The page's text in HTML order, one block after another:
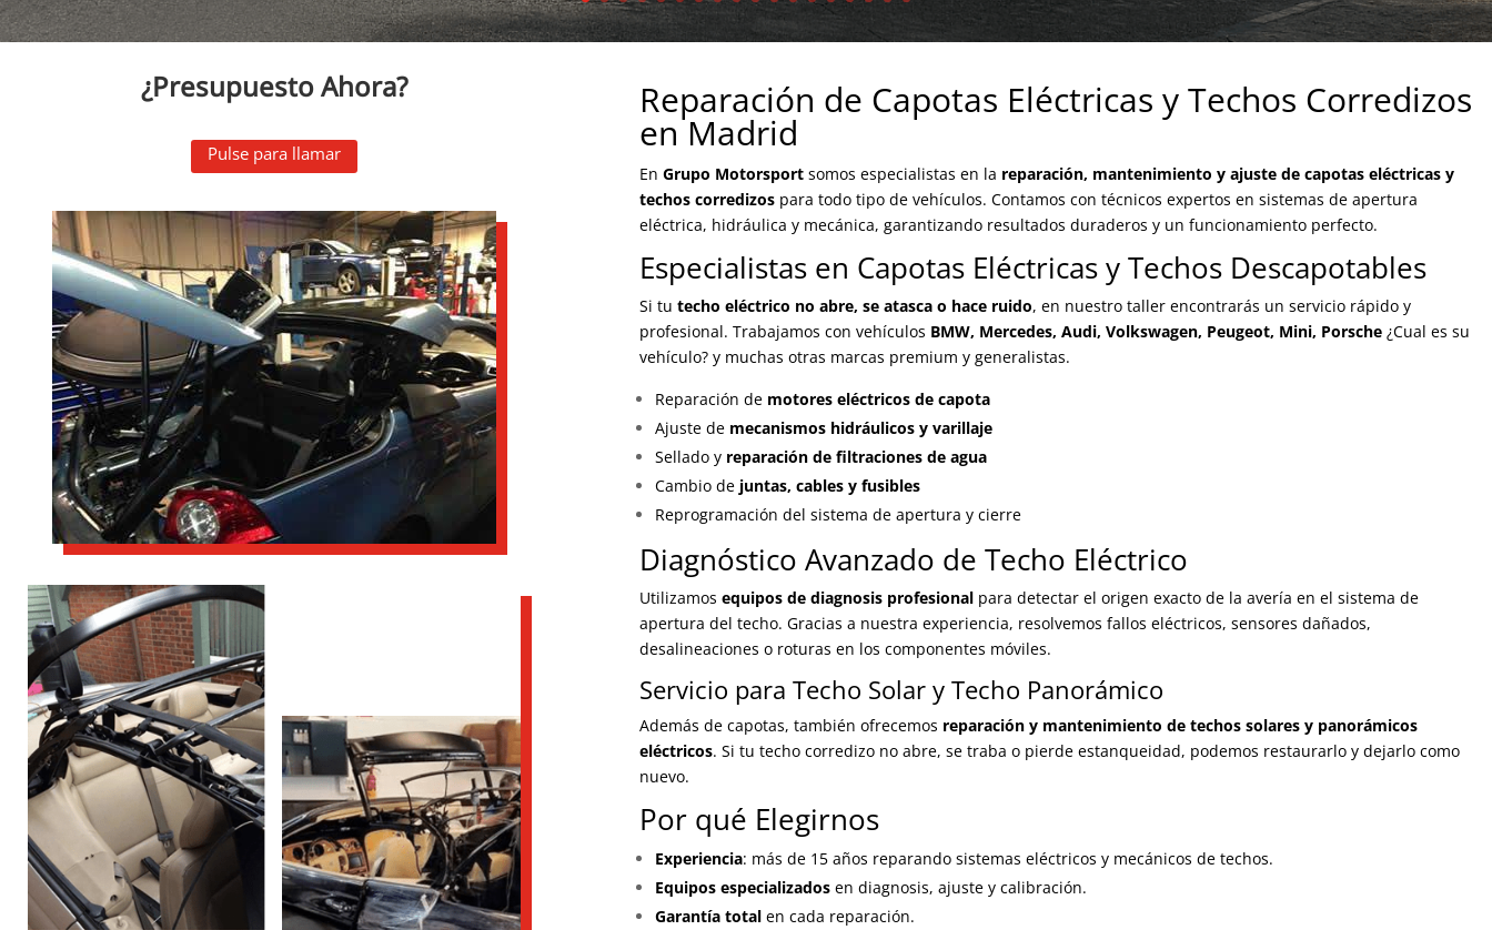
¿Presupuesto Ahora?
Pulse para llamar
Reparación de Capotas Eléctricas y Techos Corredizos
en Madrid
EnGrupo Motorsport somos especialistas en la reparación, mantenimiento y ajuste de capotas eléctricas y
techos corredizos para todo tipo de vehículos. Contamos con técnicos expertos en sistemas de apertura
eléctrica, hidráulica y mecánica, garantizando resultados duraderos y un funcionamiento perfecto.
Especialistas en Capotas Eléctricas y Techos Descapotables
Si tutecho eléctrico no abre, se atasca o hace ruido, en nuestro taller encontrarás un servicio rápido y
profesional. Trabajamos con vehículos BMW, Mercedes, Audi, Volkswagen, Peugeot, Mini, Porsche ¿Cual es su
vehículo? y muchas otras marcas premium y generalistas.
Reparación de motores eléctricos de capota
Ajuste de mecanismos hidráulicos y varillaje
Sellado y reparación de filtraciones de agua
Cambio de juntas, cables y fusibles
Reprogramación del sistema de apertura y cierre
Diagnóstico Avanzado de Techo Eléctrico
Utilizamosequipos de diagnosis profesional para detectar el origen exacto de la avería en el sistema de
apertura del techo. Gracias a nuestra experiencia, resolvemos fallos eléctricos, sensores dañados,
desalineaciones o roturas en los componentes móviles.
Servicio para Techo Solar y Techo Panorámico
Además de capotas, también ofrecemos reparación y mantenimiento de techos solares y panorámicos
eléctricos. Si tu techo corredizo no abre, se traba o pierde estanqueidad, podemos restaurarlo y dejarlo como
nuevo.
Por qué Elegirnos
Experiencia: más de 15 años reparando sistemas eléctricos y mecánicos de techos.
Equipos especializados en diagnosis, ajuste y calibración.
Garantía total en cada reparación.